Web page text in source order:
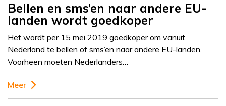
Bellen en sms’en naar andere EU-
landen wordt goedkoper
Het wordt per 15 mei 2019 goedkoper om vanuit
Nederland te bellen of sms’en naar andere EU-landen.
Voorheen moeten Nederlanders…
Meer